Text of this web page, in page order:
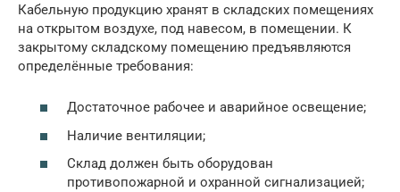
Кабельную продукцию хранят в складских помещениях
на открытом воздухе, под навесом, в помещении. К
закрытому складскому помещению предъявляются
определённые требования:
Достаточное рабочее и аварийное освещение;
Наличие вентиляции;
Склад должен быть оборудован
противопожарной и охранной сигнализацией;